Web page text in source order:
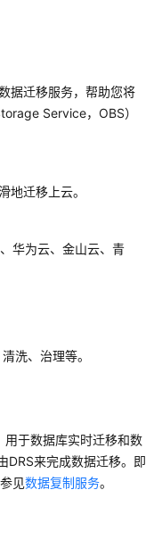
据迁移服务，帮助您将
Service，OBS）
地迁移上云。
华为云、金山云、青
洗、治理等。
于数据库实时迁移和数
DRS来完成数据迁移。即
见数据复制服务。